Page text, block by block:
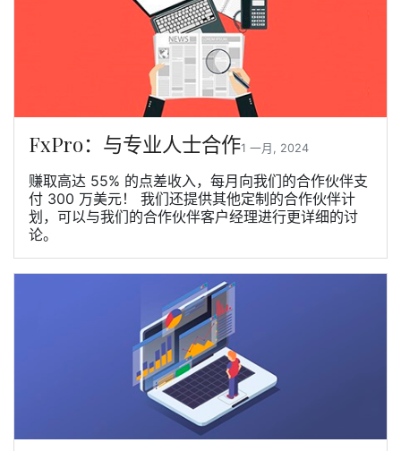
FxPro：与专业人士合作1 一月, 2024
赚取高达 55% 的点差收入，每月向我们的合作伙伴支
付 300 万美元！ 我们还提供其他定制的合作伙伴计
划，可以与我们的合作伙伴客户经理进行更详细的讨
论。